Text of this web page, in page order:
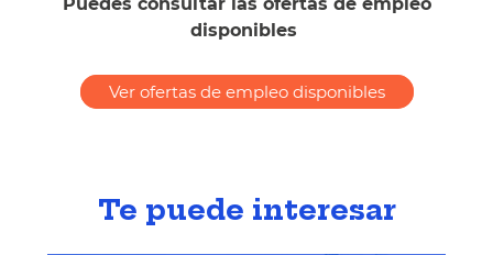
disponibles
Ver ofertas de empleo disponibles
Te puede interesar